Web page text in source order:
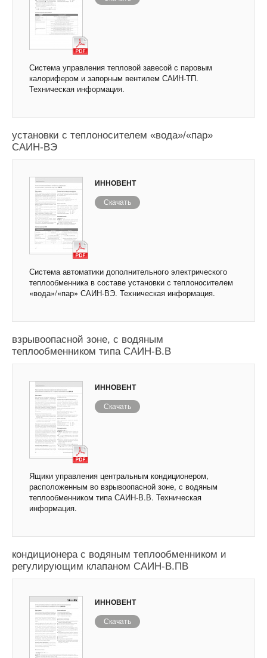
Система управления тепловой завесой с паровым
калорифером и запорным вентилем САИН-ТП.
Техническая информация.
установки с теплоносителем «вода»/«пар»
САИН-ВЭ
ИННОВЕНТ
Скачать
Система автоматики дополнительного электрического
теплообменника в составе установки с теплоносителем
«вода»/«пар» САИН-ВЭ. Техническая информация.
взрывоопасной зоне, с водяным
теплообменником типа САИН-В.В
ИННОВЕНТ
Скачать
Ящики управления центральным кондиционером,
расположенным во взрывоопасной зоне, с водяным
теплообменником типа САИН-В.В. Техническая
информация.
кондиционера с водяным теплообменником и
регулирующим клапаном САИН-В.ПВ
ИННОВЕНТ
Скачать